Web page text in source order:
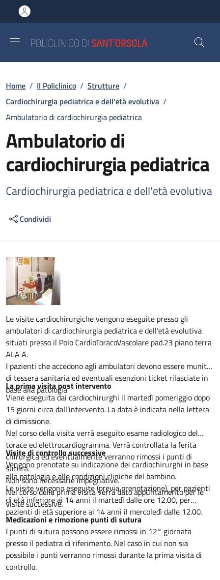
al contenuto principale
to footer content
Briciole di pane
Home / Il Policlinico / Strutture /
Cardiochirurgia pediatrica e dell'età evolutiva /
Ambulatorio di cardiochirurgia pediatrica
Ambulatorio di
cardiochirurgia pediatrica
Cardiochirurgia pediatrica e dell'età evolutiva
Condividi
Descrizione
Le visite cardiochirurgiche vengono eseguite presso gli
ambulatori di cardiochirurgia pediatrica e dell’età evolutiva
situati presso il Polo CardioToracoVascolare pad.23 piano terra
ALA A.
I pazienti che accedono agli ambulatori devono essere muniti
di tessera sanitaria ed eventuali esenzioni ticket rilasciate in
base alla patologia
La prima visita post intervento
Viene eseguita dai cardiochirurghi il martedì pomeriggio dopo
15 giorni circa dall’intervento. La data è indicata nella lettera
di dimissione.
Nel corso della visita verrà eseguito esame radiologico del
torace ed elettrocardiogramma. Verrà controllata la ferita
chirurgica ed eventualmente verranno rimossi i punti di
sutura.
Non sono necessarie impegnative.
Nel corso della prima visita verrà dato appuntamento per le
visite successive.
Visite di controllo successive
Vengono prenotate su indicazione dei cardiochirurghi in base
alla patologia e alle condizioni cliniche del bambino.
Le visite vengono eseguite (previa prenotazione), per pazienti
di età inferiore ai 14 anni il martedì dalle ore 12.00, per
pazienti di età superiore ai 14 anni il mercoledì dalle 12.00.
Medicazioni e rimozione punti di sutura
I punti di sutura possono essere rimossi in 12° giornata
presso il pediatra di riferimento. Nel caso in cui non sia
possibile i punti verranno rimossi durante la prima visita di
controllo.